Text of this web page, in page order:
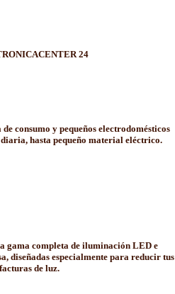
24
consumo y pequeños electrodomésticos
hasta pequeño material eléctrico.
gama completa de iluminación LED e
diseñadas especialmente para reducir tus
facturas de luz.